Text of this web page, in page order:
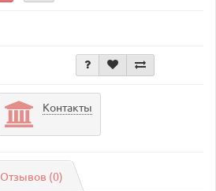
Контакты
Отзывов (0)